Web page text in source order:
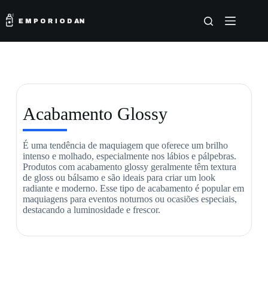
Acabamento Glossy
É uma tendência de maquiagem que oferece um brilho
intenso e molhado, especialmente nos lábios e pálpebras.
Produtos com acabamento glossy geralmente têm textura
de gloss ou bálsamo e são ideais para criar um look
radiante e moderno. Esse tipo de acabamento é popular em
maquiagens para eventos noturnos ou ocasiões especiais,
destacando a luminosidade e frescor.